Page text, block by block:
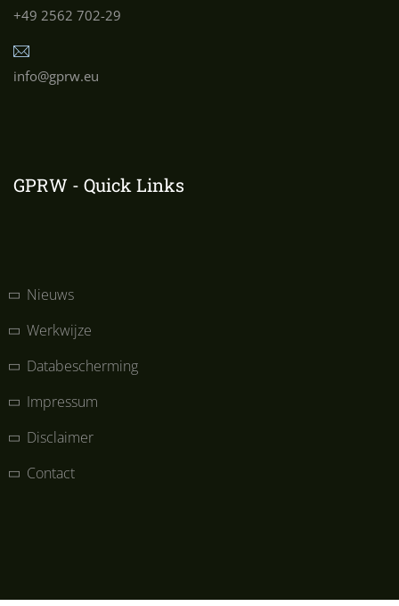
+49 2562 702-29
info@gprw.eu
GPRW - Quick Links
Nieuws
Werkwijze
Databescherming
Impressum
Disclaimer
Contact